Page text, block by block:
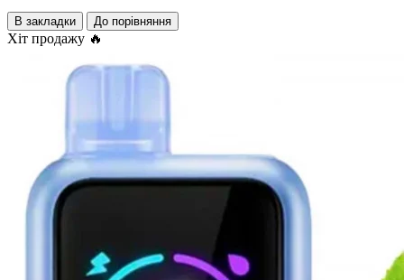
В закладки До порівняння
Хіт продажу 🔥